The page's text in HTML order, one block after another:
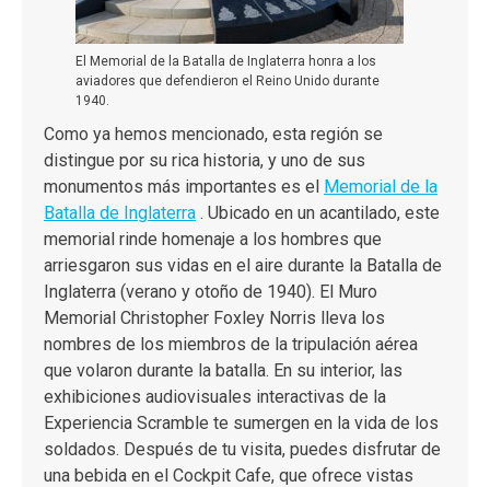
El Memorial de la Batalla de Inglaterra honra a los
aviadores que defendieron el Reino Unido durante
1940.
Como ya hemos mencionado, esta región se
distingue por su rica historia, y uno de sus
monumentos más importantes es el Memorial de la
Batalla de Inglaterra . Ubicado en un acantilado, este
memorial rinde homenaje a los hombres que
arriesgaron sus vidas en el aire durante la Batalla de
Inglaterra (verano y otoño de 1940). El Muro
Memorial Christopher Foxley Norris lleva los
nombres de los miembros de la tripulación aérea
que volaron durante la batalla. En su interior, las
exhibiciones audiovisuales interactivas de la
Experiencia Scramble te sumergen en la vida de los
soldados. Después de tu visita, puedes disfrutar de
una bebida en el Cockpit Cafe, que ofrece vistas